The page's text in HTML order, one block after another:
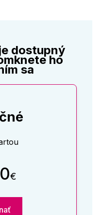
konania
dostupný
ho
sa
€